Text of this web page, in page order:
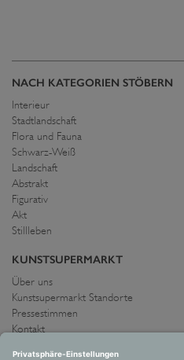
NACH KATEGORIEN STÖBERN
Interieur
Stadtlandschaft
Flora und Fauna
Schwarz-Weiß
Landschaft
Abstrakt
Figurativ
Akt
Stillleben
KUNSTSUPERMARKT
Über uns
Kunstsupermarkt Standorte
Pressestimmen
Kontakt